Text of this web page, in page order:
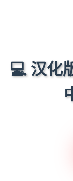
💻 汉化